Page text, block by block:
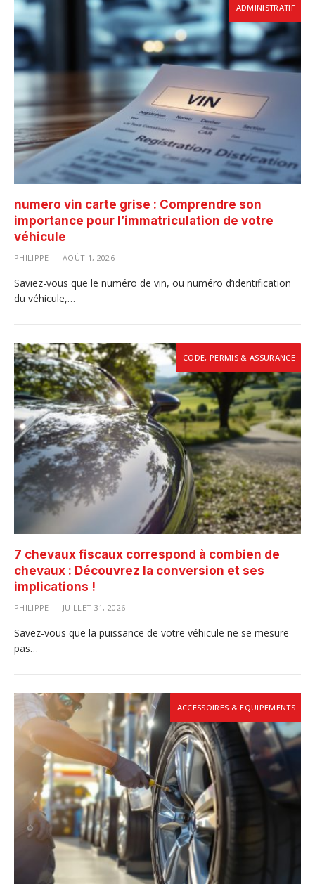
ADMINISTRATIF
numero vin carte grise : Comprendre son
importance pour l’immatriculation de votre
véhicule
PHILIPPE AOÛT 1, 2026
Saviez-vous que le numéro de vin, ou numéro d’identification
du véhicule,…
CODE, PERMIS & ASSURANCE
7 chevaux fiscaux correspond à combien de
chevaux : Découvrez la conversion et ses
implications !
PHILIPPE JUILLET 31, 2026
Savez-vous que la puissance de votre véhicule ne se mesure
pas…
ACCESSOIRES & EQUIPEMENTS